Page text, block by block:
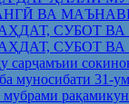
ВА
СУБОТ
СУБОТ
сарҷамъии
31-